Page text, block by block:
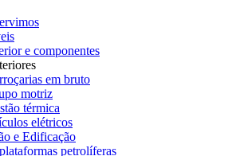
e componentes
em bruto
motriz
térmica
elétricos
e Edificação
petrolíferas